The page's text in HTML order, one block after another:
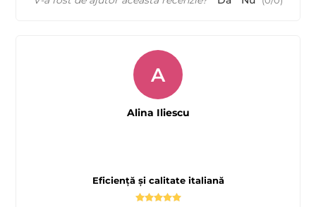
Eficiență și calitate italiană
A
Alina Iliescu